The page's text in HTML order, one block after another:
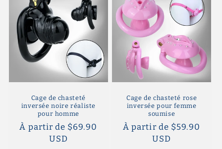
Cage de chasteté
inversée noire réaliste
pour homme
Prix
habituel
À partir de $69.90
USD
Cage de chasteté rose
inversée pour femme
soumise
Prix
habituel
À partir de $59.90
USD